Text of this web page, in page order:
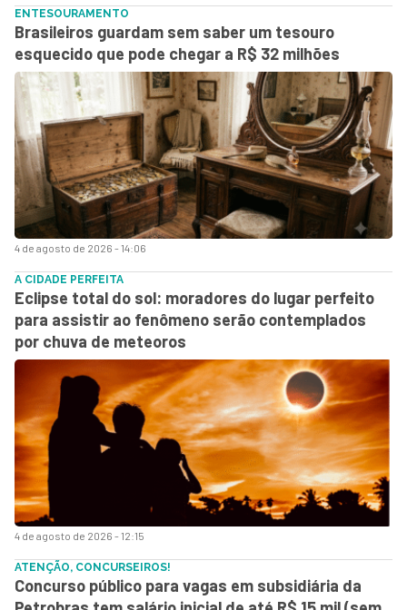
4 de agosto de 2026 - 14:06
ENTESOURAMENTO
Brasileiros guardam sem saber um tesouro
esquecido que pode chegar a R$ 32 milhões
4 de agosto de 2026 - 12:15
A CIDADE PERFEITA
Eclipse total do sol: moradores do lugar perfeito
para assistir ao fenômeno serão contemplados
por chuva de meteoros
ATENÇÃO, CONCURSEIROS!
Concurso público para vagas em subsidiária da